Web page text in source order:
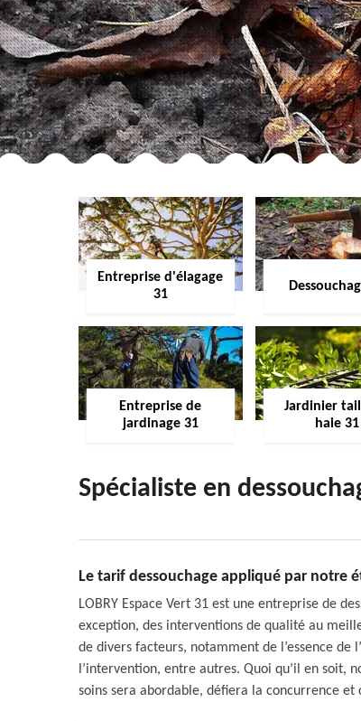
Entreprise d'élagage
31
Entreprise de
jardinage 31
Jardinier
haie 31
Spécialiste en
Le tarif dessouchage appliqué par notre
LOBRY Espace Vert 31 est une entreprise de
exception, des interventions de qualité au
de divers facteurs, notamment de l’essence
l’intervention, entre autres. Quoi qu’il en soit,
soins sera abordable, défiera la concurrence et